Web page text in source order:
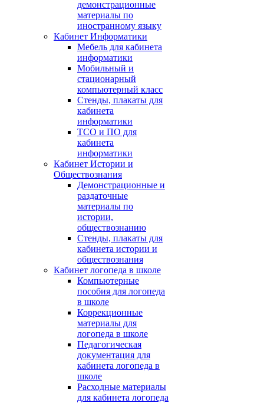
демонстрационные
материалы по
иностранному языку
Кабинет Информатики
Мебель для кабинета
информатики
Мобильный и
стационарный
компьютерный класс
Стенды, плакаты для
кабинета
информатики
ТСО и ПО для
кабинета
информатики
Кабинет Истории и
Обществознания
Демонстрационные и
раздаточные
материалы по
истории,
обществознанию
Стенды, плакаты для
кабинета истории и
обществознания
Кабинет логопеда в школе
Компьютерные
пособия для логопеда
в школе
Коррекционные
материалы для
логопеда в школе
Педагогическая
документация для
кабинета логопеда в
школе
Расходные материалы
для кабинета логопеда